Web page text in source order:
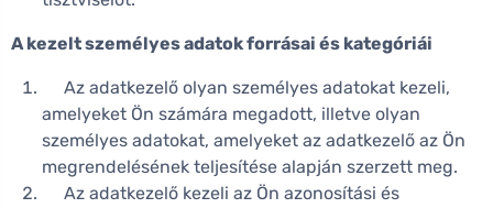
A kezelt személyes adatok forrásai és kategóriái
Az adatkezelő olyan személyes adatokat kezeli,
amelyeket Ön számára megadott, illetve olyan
személyes adatokat, amelyeket az adatkezelő az Ön
megrendelésének teljesítése alapján szerzett meg.
Az adatkezelő kezeli az Ön azonosítási és